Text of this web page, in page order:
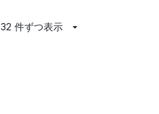
32 件ずつ表示